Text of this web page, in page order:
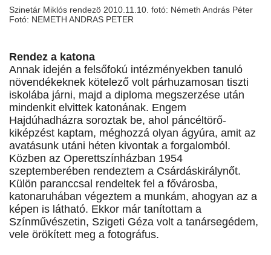
Szinetár Miklós rendezö 2010.11.10. fotó: Németh András Péter
Fotó: NEMETH ANDRAS PETER
Rendez a katona
Annak idején a felsőfokú intézményekben tanuló
növendékeknek kötelező volt párhuzamosan tiszti
iskolába járni, majd a diploma megszerzése után
mindenkit elvittek katonának. Engem
Hajdúhadházra soroztak be, ahol páncéltörő-
kiképzést kaptam, méghozzá olyan ágyúra, amit az
avatásunk utáni héten kivontak a forgalomból.
Közben az Operettszínházban 1954
szeptemberében rendeztem a Csárdáskirálynőt.
Külön paranccsal rendeltek fel a fővárosba,
katonaruhában végeztem a munkám, ahogyan az a
képen is látható. Ekkor már tanítottam a
Színművészetin, Szigeti Géza volt a tanársegédem,
vele örökített meg a fotográfus.